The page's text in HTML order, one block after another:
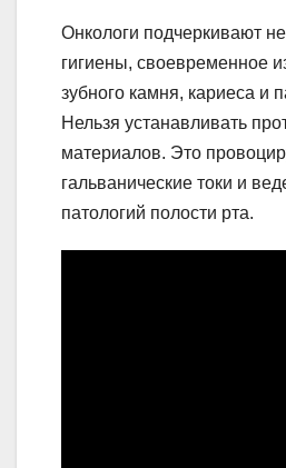
Онкологи подчеркивают
гигиены, своевременное
зубного камня, кариеса и
Нельзя устанавливать
материалов. Это
гальванические токи и
патологий полости рта.